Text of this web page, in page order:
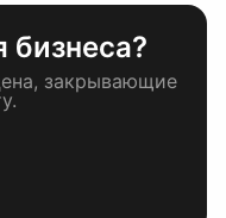
бизнеса?
закрывающие